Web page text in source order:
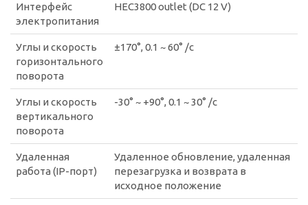
Интерфейс
электропитания
HEC3800 outlet (DC 12 V)
Углы и скорость
горизонтального
поворота
±170°, 0.1 ~ 60° /с
Углы и скорость
вертикального
поворота
-30° ~ +90°, 0.1 ~ 30° /с
Удаленная
работа (IP-порт)
Удаленное обновление, удаленная
перезагрузка и возврата в
исходное положение